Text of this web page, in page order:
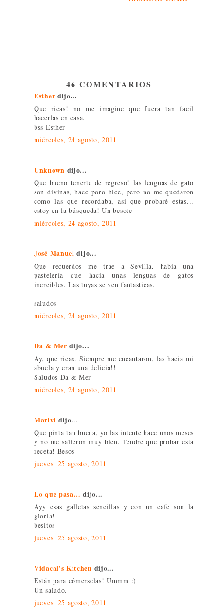
46 COMENTARIOS
Esther dijo...
Que ricas! no me imagine que fuera tan facil
hacerlas en casa.
bss Esther
miércoles, 24 agosto, 2011
Unknown dijo...
Que bueno tenerte de regreso! las lenguas de gato
son divinas, hace poro hice, pero no me quedaron
como las que recordaba, así que probaré estas...
estoy en la búsqueda! Un besote
miércoles, 24 agosto, 2011
José Manuel dijo...
Que recuerdos me trae a Sevilla, había una
pastelería que hacía unas lenguas de gatos
increibles. Las tuyas se ven fantasticas.
saludos
miércoles, 24 agosto, 2011
Da & Mer dijo...
Ay, que ricas. Siempre me encantaron, las hacia mi
abuela y eran una delicia!!
Saludos Da & Mer
miércoles, 24 agosto, 2011
Marivi dijo...
Que pinta tan buena, yo las intente hace unos meses
y no me salieron muy bien. Tendre que probar esta
receta! Besos
jueves, 25 agosto, 2011
Lo que pasa… dijo...
Ayy esas galletas sencillas y con un cafe son la
gloria!
besitos
jueves, 25 agosto, 2011
Vidacal's Kitchen dijo...
Están para cómerselas! Ummm :)
Un saludo.
jueves, 25 agosto, 2011